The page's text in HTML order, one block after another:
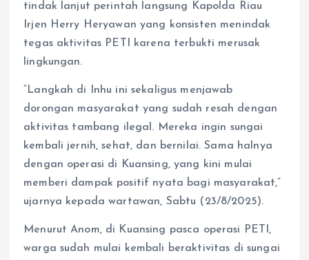
tindak lanjut perintah langsung Kapolda Riau
Irjen Herry Heryawan yang konsisten menindak
tegas aktivitas PETI karena terbukti merusak
lingkungan.
“Langkah di Inhu ini sekaligus menjawab
dorongan masyarakat yang sudah resah dengan
aktivitas tambang ilegal. Mereka ingin sungai
kembali jernih, sehat, dan bernilai. Sama halnya
dengan operasi di Kuansing, yang kini mulai
memberi dampak positif nyata bagi masyarakat,”
ujarnya kepada wartawan, Sabtu (23/8/2025).
Menurut Anom, di Kuansing pasca operasi PETI,
warga sudah mulai kembali beraktivitas di sungai